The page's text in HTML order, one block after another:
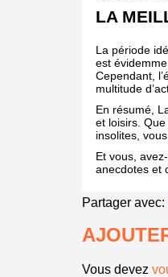
LA
La période
est
Cependant,
multitude
En résumé,
et loisirs.
insolites,
Et vous,
anecdotes et
Partager avec:
Vous devez